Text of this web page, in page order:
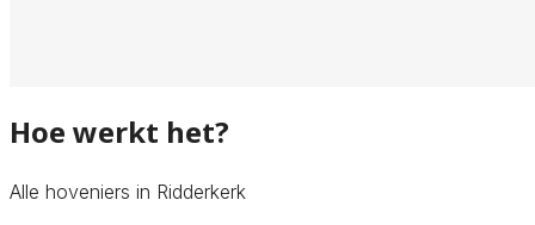
Hoe werkt het?
Alle hoveniers in Ridderkerk